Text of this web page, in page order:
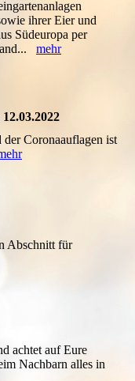
ihrer Eier und
Südeuropa per
mehr
Coronaauflagen ist
Abschnitt für
achtet auf Eure
Nachbarn alles in